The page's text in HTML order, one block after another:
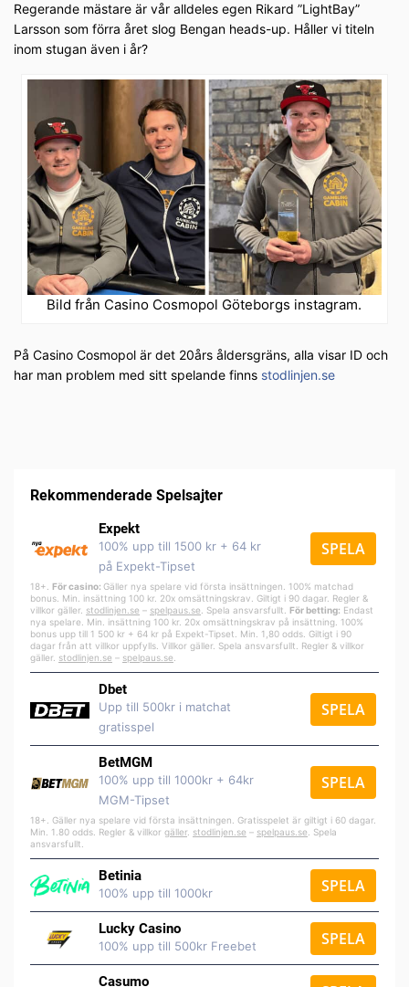
Regerande mästare är vår alldeles egen Rikard ”LightBay”
Larsson som förra året slog Bengan heads-up. Håller vi titeln
inom stugan även i år?
Bild från Casino Cosmopol Göteborgs instagram.
På Casino Cosmopol är det 20års åldersgräns, alla visar ID och
har man problem med sitt spelande finns stodlinjen.se
Rekommenderade Spelsajter
Expekt
100% upp till 1500 kr + 64 kr
på Expekt-Tipset
SPELA
18+. För casino: Gäller nya spelare vid första insättningen. 100% matchad
bonus. Min. insättning 100 kr. 20x omsättningskrav. Giltigt i 90 dagar. Regler &
villkor gäller. stodlinjen.se – spelpaus.se . Spela ansvarsfullt. För betting: Endast
nya spelare. Min. insättning 100 kr. 20x omsättningskrav på insättning. 100%
bonus upp till 1 500 kr + 64 kr på Expekt-Tipset. Min. 1,80 odds. Giltigt i 90
dagar från att villkor uppfylls. Villkor gäller. Spela ansvarsfullt. Regler & villkor
gäller. stodlinjen.se – spelpaus.se
Dbet
Upp till 500kr i matchat
gratisspel
SPELA
BetMGM
100% upp till 1000kr + 64kr
MGM-Tipset
SPELA
18+. Gäller nya spelare vid första insättningen. Gratisspelet är giltigt i 60 dagar.
Min. 1.80 odds. Regler & villkor gäller stodlinjen.se – spelpaus.se . Spela
ansvarsfullt.
Betinia
100% upp till 1000kr SPELA
Lucky Casino
100% upp till 500kr Freebet SPELA
Casumo